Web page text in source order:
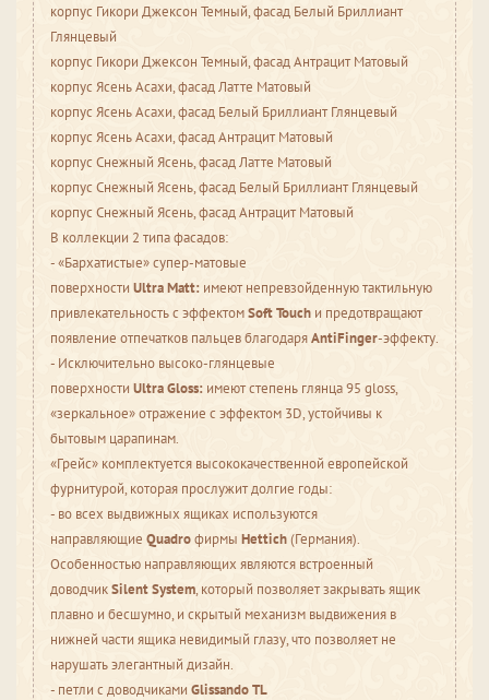
корпус Гикори Джексон Темный, фасад Белый Бриллиант
Глянцевый
корпус Гикори Джексон Темный, фасад Антрацит Матовый
корпус Ясень Асахи, фасад Латте Матовый
корпус Ясень Асахи, фасад Белый Бриллиант Глянцевый
корпус Ясень Асахи, фасад Антрацит Матовый
корпус Снежный Ясень, фасад Латте Матовый
корпус Снежный Ясень, фасад Белый Бриллиант Глянцевый
корпус Снежный Ясень, фасад Антрацит Матовый
В коллекции 2 типа фасадов:
- «Бархатистые» супер-матовые
поверхности UltraMatt: имеют непревзойденную тактильную
привлекательность с эффектомSoftTouch и предотвращают
появление отпечатков пальцев благодаряAntiFinger-эффекту.
- Исключительно высоко-глянцевые
поверхности UltraGloss: имеют степень глянца 95 gloss,
«зеркальное» отражение с эффектом 3D, устойчивы к
бытовым царапинам.
«Грейс» комплектуется высококачественной европейской
фурнитурой, которая прослужит долгие годы:
- во всех выдвижных ящиках используются
направляющие Quadroфирмы Hettich(Германия).
Особенностью направляющих являются встроенный
доводчикSilent System, который позволяет закрывать ящик
плавно и бесшумно, и скрытый механизм выдвижения в
нижней части ящика невидимый глазу, что позволяет не
нарушать элегантный дизайн.
- петли с доводчиками Glissando TL